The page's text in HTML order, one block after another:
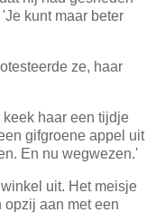
kunt maar beter
ze, haar
haar een tijdje
gifgroene appel uit
En nu wegwezen.'
uit. Het meisje
opzij aan met een